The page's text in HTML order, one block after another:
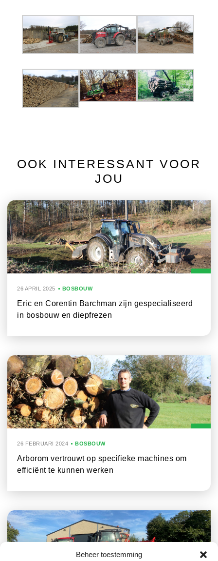
Beheer toestemming
OOK INTERESSANT VOOR
JOU
26 APRIL 2025 BOSBOUW
Eric en Corentin Barchman zijn gespecialiseerd
in bosbouw en diepfrezen
26 FEBRUARI 2024 BOSBOUW
Arborom vertrouwt op specifieke machines om
efficiënt te kunnen werken